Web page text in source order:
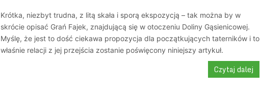
Krótka, niezbyt trudna, z litą skała i sporą ekspozycją – tak można by w
skrócie opisać Grań Fajek, znajdującą się w otoczeniu Doliny Gąsienicowej.
Myślę, że jest to dość ciekawa propozycja dla początkujących taterników i to
właśnie relacji z jej przejścia zostanie poświęcony niniejszy artykuł.
Czytaj dalej